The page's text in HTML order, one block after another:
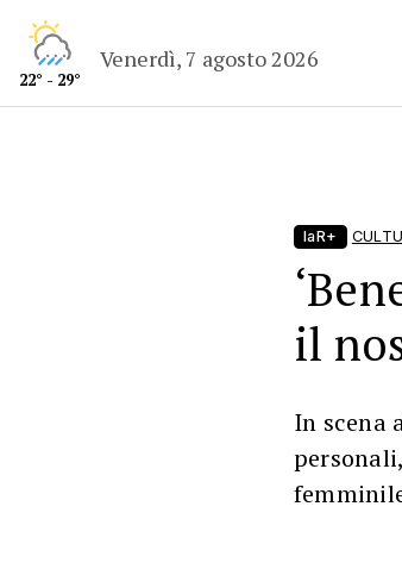
22° - 29°
Venerdì, 7 agosto 2026
laR+
il
In scena